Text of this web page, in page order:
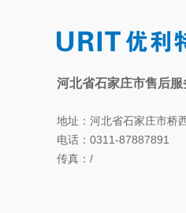
河北省石家庄市售后服
地址：河北省石家庄市桥
电话：0311-87887891
传真：/